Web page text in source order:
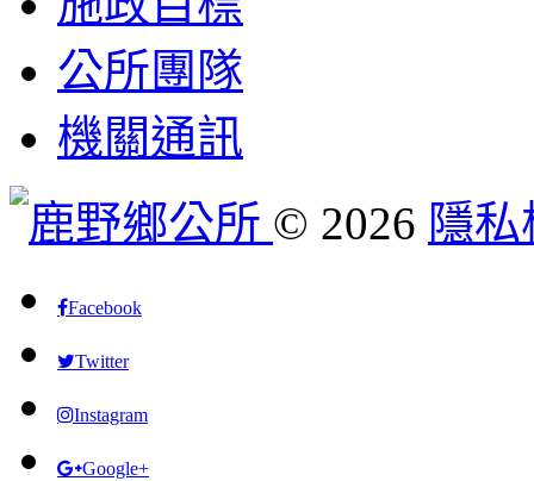
公所團隊
機關通訊
© 2026 隱
Facebook
Twitter
Instagram
Google+